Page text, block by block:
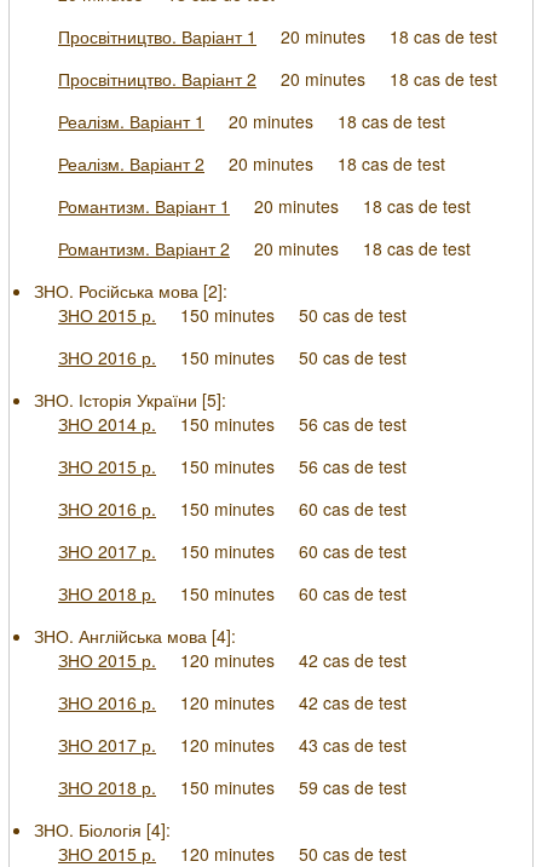
Просвітництво. Варіант 1
20 minutes
18 cas de test
Просвітництво. Варіант 2
20 minutes
18 cas de test
Реалізм. Варіант 1
20 minutes
18 cas de test
Реалізм. Варіант 2
20 minutes
18 cas de test
Романтизм. Варіант 1
20 minutes
18 cas de test
Романтизм. Варіант 2
20 minutes
18 cas de test
ЗНО. Російська мова [2]:
ЗНО 2015 р.
150 minutes
50 cas de test
ЗНО 2016 р.
150 minutes
50 cas de test
ЗНО. Історія України [5]:
ЗНО 2014 р.
150 minutes
56 cas de test
ЗНО 2015 р.
150 minutes
56 cas de test
ЗНО 2016 р.
150 minutes
60 cas de test
ЗНО 2017 р.
150 minutes
60 cas de test
ЗНО 2018 р.
150 minutes
60 cas de test
ЗНО. Англійська мова [4]:
ЗНО 2015 р.
120 minutes
42 cas de test
ЗНО 2016 р.
120 minutes
42 cas de test
ЗНО 2017 р.
120 minutes
43 cas de test
ЗНО 2018 р.
150 minutes
59 cas de test
ЗНО. Біологія [4]:
ЗНО 2015 р.
120 minutes
50 cas de test